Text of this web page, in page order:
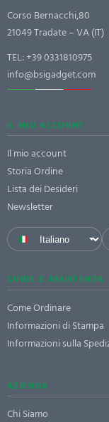
Corso Bernacchi,80
21049 Tradate – VA (IT)
TEL:+39 0331810975
info@bsigadget.com
IL MIO ACCOUNT
Il mio account
Storia Ordine
Lista dei Desideri
Newsletter
GUIDE E ASSISTENZA
Come Ordinare
Informazioni di Stampa
Informazioni sulla
AZIENDA
Chi Siamo